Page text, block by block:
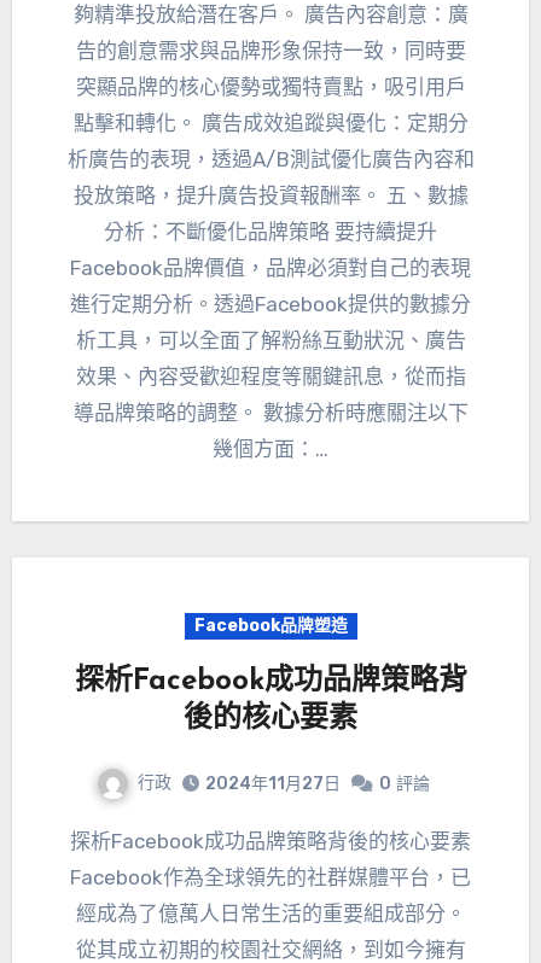
夠精準投放給潛在客戶。 廣告內容創意：廣
告的創意需求與品牌形象保持一致，同時要
突顯品牌的核心優勢或獨特賣點，吸引用戶
點擊和轉化。 廣告成效追蹤與優化：定期分
析廣告的表現，透過A/B測試優化廣告內容和
投放策略，提升廣告投資報酬率。 五、數據
分析：不斷優化品牌策略 要持續提升
Facebook品牌價值，品牌必須對自己的表現
進行定期分析。透過Facebook提供的數據分
析工具，可以全面了解粉絲互動狀況、廣告
效果、內容受歡迎程度等關鍵訊息，從而指
導品牌策略的調整。 數據分析時應關注以下
幾個方面：…
Facebook品牌塑造
探析Facebook成功品牌策略背
後的核心要素
行政 2024年11月27日 0 評論
探析Facebook成功品牌策略背後的核心要素
Facebook作為全球領先的社群媒體平台，已
經成為了億萬人日常生活的重要組成部分。
從其成立初期的校園社交網絡，到如今擁有